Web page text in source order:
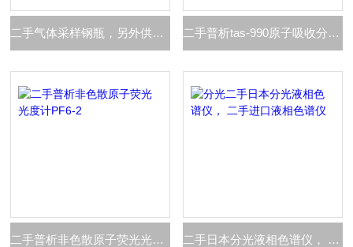
二手气体采样钢瓶，另外供应优质二手进样器 二手普析tas-990原子吸收分光光度计
二手普析非色散原子荧光光度计PF6-2 二手日本分光液相色谱仪， 二手进口液相色谱仪